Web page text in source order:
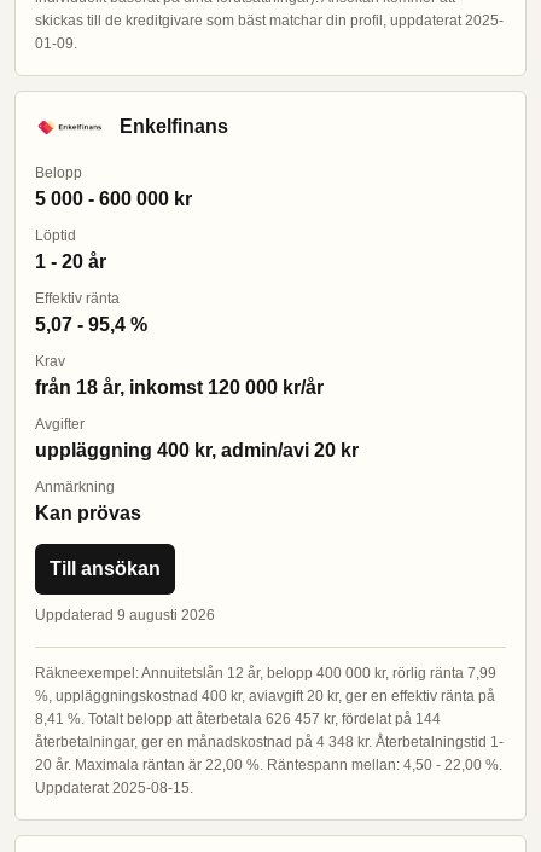
skickas till de kreditgivare som bäst matchar din profil, uppdaterat 2025-
01-09.
Enkelfinans
Belopp
5 000 - 600 000 kr
Löptid
1 - 20 år
Effektiv ränta
5,07 - 95,4 %
Krav
från 18 år, inkomst 120 000 kr/år
Avgifter
uppläggning 400 kr, admin/avi 20 kr
Anmärkning
Kan prövas
Till ansökan
Uppdaterad 9 augusti 2026
Räkneexempel: Annuitetslån 12 år, belopp 400 000 kr, rörlig ränta 7,99
%, uppläggningskostnad 400 kr, aviavgift 20 kr, ger en effektiv ränta på
8,41 %. Totalt belopp att återbetala 626 457 kr, fördelat på 144
återbetalningar, ger en månadskostnad på 4 348 kr. Återbetalningstid 1-
20 år. Maximala räntan är 22,00 %. Räntespann mellan: 4,50 - 22,00 %.
Uppdaterat 2025-08-15.